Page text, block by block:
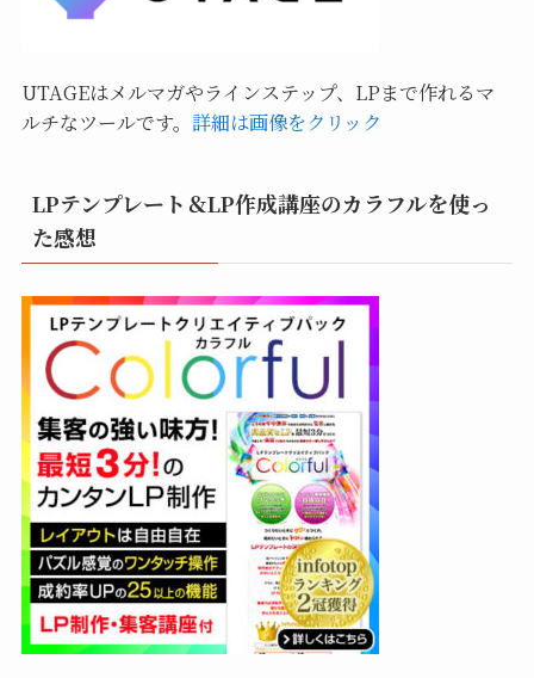
UTAGEはメルマガやラインステップ、LPまで作れるマ
ルチなツールです。 詳細は画像をクリック
LPテンプレート＆LP作成講座のカラフルを使っ
た感想